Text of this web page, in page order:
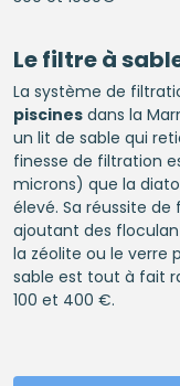
Le filtre à
La système de
piscinesdans la
un lit de sable qui
finesse de filtration
microns) que la
élevé. Sa réussite
ajoutant des
la zéolite ou le verre
sable est tout à fait
100 et 400 €.